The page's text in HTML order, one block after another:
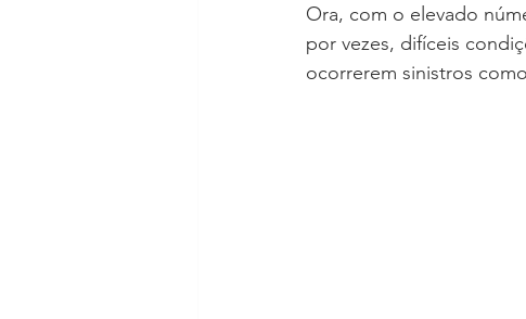
Ora, com o elevado
por vezes, difíceis
ocorrerem sinistros